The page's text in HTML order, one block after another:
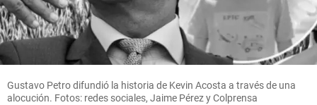
Gustavo Petro difundió la historia de Kevin Acosta a través de una
alocución. Fotos: redes sociales, Jaime Pérez y Colprensa